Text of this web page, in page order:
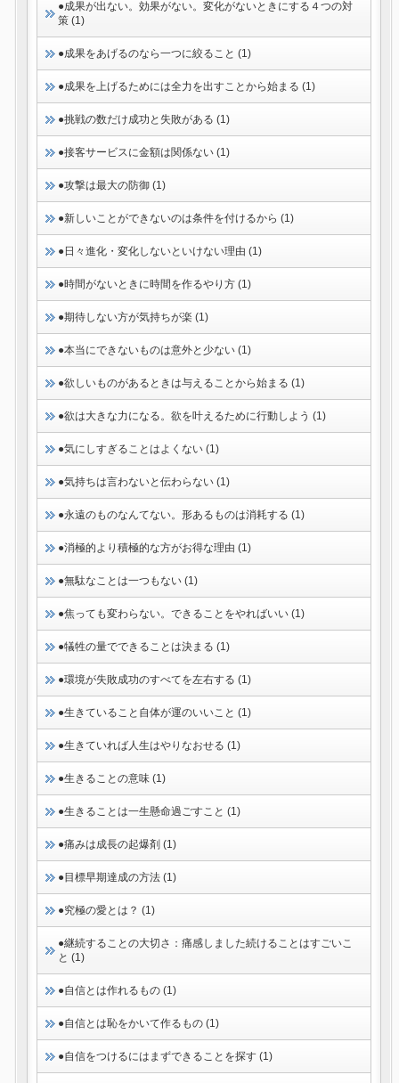
●成果が出ない。効果がない。変化がないときにする４つの対
策 (1)
●成果をあげるのなら一つに絞ること (1)
●成果を上げるためには全力を出すことから始まる (1)
●挑戦の数だけ成功と失敗がある (1)
●接客サービスに金額は関係ない (1)
●攻撃は最大の防御 (1)
●新しいことができないのは条件を付けるから (1)
●日々進化・変化しないといけない理由 (1)
●時間がないときに時間を作るやり方 (1)
●期待しない方が気持ちが楽 (1)
●本当にできないものは意外と少ない (1)
●欲しいものがあるときは与えることから始まる (1)
●欲は大きな力になる。欲を叶えるために行動しよう (1)
●気にしすぎることはよくない (1)
●気持ちは言わないと伝わらない (1)
●永遠のものなんてない。形あるものは消耗する (1)
●消極的より積極的な方がお得な理由 (1)
●無駄なことは一つもない (1)
●焦っても変わらない。できることをやればいい (1)
●犠牲の量でできることは決まる (1)
●環境が失敗成功のすべてを左右する (1)
●生きていること自体が運のいいこと (1)
●生きていれば人生はやりなおせる (1)
●生きることの意味 (1)
●生きることは一生懸命過ごすこと (1)
●痛みは成長の起爆剤 (1)
●目標早期達成の方法 (1)
●究極の愛とは？ (1)
●継続することの大切さ：痛感しました続けることはすごいこ
と (1)
●自信とは作れるもの (1)
●自信とは恥をかいて作るもの (1)
●自信をつけるにはまずできることを探す (1)